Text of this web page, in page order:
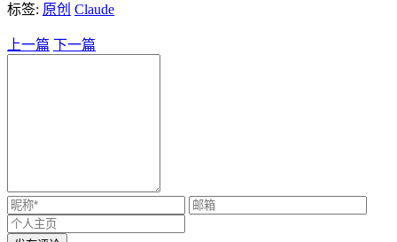
标签: 原创 Claude
上一篇 下一篇